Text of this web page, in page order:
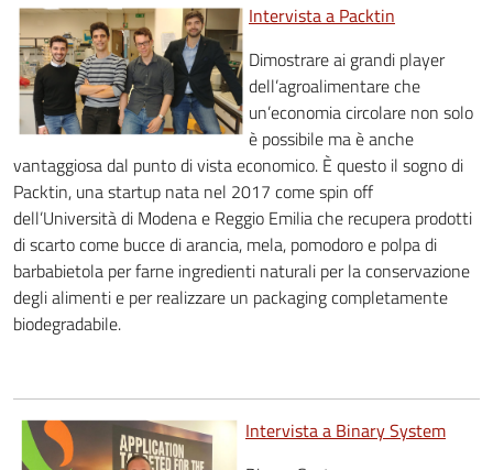
Intervista a Packtin
Dimostrare ai grandi player
dell’agroalimentare che
un’economia circolare non solo
è possibile ma è anche
vantaggiosa dal punto di vista economico. È questo il sogno di
Packtin, una startup nata nel 2017 come spin off
dell’Università di Modena e Reggio Emilia che recupera prodotti
di scarto come bucce di arancia, mela, pomodoro e polpa di
barbabietola per farne ingredienti naturali per la conservazione
degli alimenti e per realizzare un packaging completamente
biodegradabile.
Intervista a Binary System